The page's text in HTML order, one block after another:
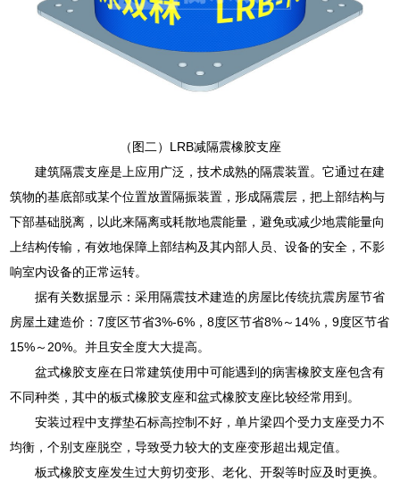
（图二）LRB减隔震橡胶支座
建筑隔震支座是上应用广泛，技术成熟的隔震装置。它通过在建
筑物的基底部或某个位置放置隔振装置，形成隔震层，把上部结构与
下部基础脱离，以此来隔离或耗散地震能量，避免或减少地震能量向
上结构传输，有效地保障上部结构及其内部人员、设备的安全，不影
响室内设备的正常运转。
据有关数据显示：采用隔震技术建造的房屋比传统抗震房屋节省
房屋土建造价：7度区节省3%-6%，8度区节省8%～14%，9度区节省
15%～20%。并且安全度大大提高。
盆式橡胶支座在日常建筑使用中可能遇到的病害橡胶支座包含有
不同种类，其中的板式橡胶支座和盆式橡胶支座比较经常用到。
安装过程中支撑垫石标高控制不好，单片梁四个受力支座受力不
均衡，个别支座脱空，导致受力较大的支座变形超出规定值。
板式橡胶支座发生过大剪切变形、老化、开裂等时应及时更换。